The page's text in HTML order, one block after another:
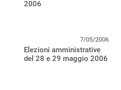
2006
7/05/2006
Elezioni amministrative
del 28 e 29 maggio 2006